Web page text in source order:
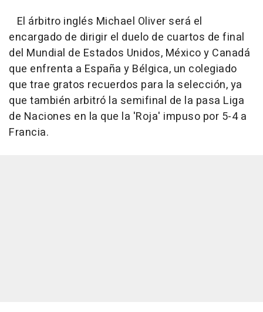
El árbitro inglés Michael Oliver será el
encargado de dirigir el duelo de cuartos de final
del Mundial de Estados Unidos, México y Canadá
que enfrenta a España y Bélgica, un colegiado
que trae gratos recuerdos para la selección, ya
que también arbitró la semifinal de la pasa Liga
de Naciones en la que la 'Roja' impuso por 5-4 a
Francia.